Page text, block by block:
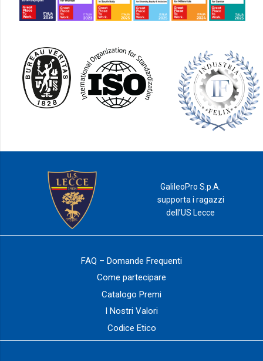
GalileoPro S.p.A.
supporta i ragazzi
dell’US Lecce
FAQ – Domande Frequenti
Come partecipare
Catalogo Premi
I Nostri Valori
Codice Etico